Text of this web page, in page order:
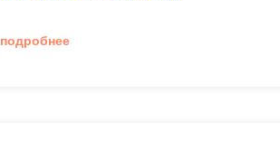
подробнее